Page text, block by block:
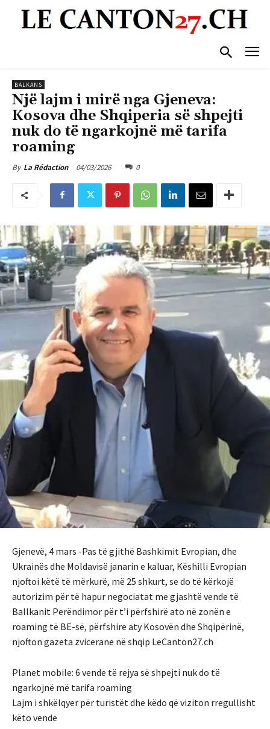
BALKANS
Një lajm i mirë nga Gjeneva:
Kosova dhe Shqiperia së shpejti
nuk do të ngarkojnë më tarifa
roaming
By La Rédaction 04/03/2026 0
Gjenevë, 4 mars -Pas të gjithë Bashkimit Evropian, dhe
Ukrainës dhe Moldavisë janarin e kaluar, Këshilli Evropian
njoftoi këtë të mërkurë, më 25 shkurt, se do të kërkojë
autorizim për të hapur negociatat me gjashtë vende të
Ballkanit Perëndimor për t’i përfshirë ato në zonën e
roaming të BE-së, përfshire aty Kosovën dhe Shqipërinë,
njofton gazeta zvicerane në shqip LeCanton27.ch
Planet mobile: 6 vende të rejya së shpejti nuk do të
ngarkojnë më tarifa roaming
Lajm i shkëlqyer për turistët dhe këdo që viziton rregullisht
këto vende